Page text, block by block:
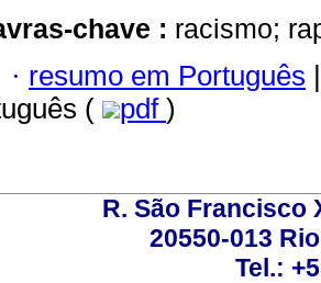
chave : racismo;
· resumo em Português |
(
pdf )
R. São Francisco
20550-013
Tel.: